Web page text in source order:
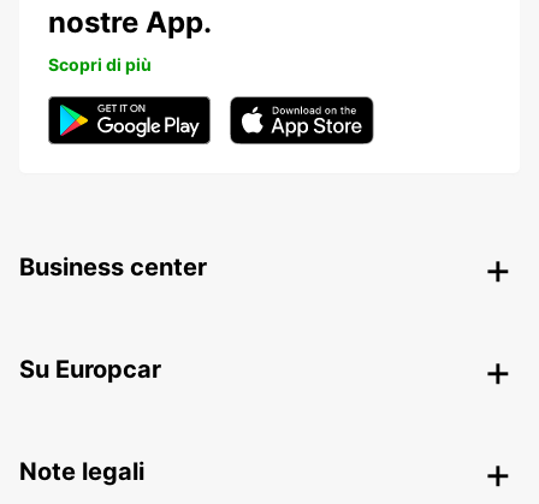
nostre App.
Scopri di più
Business center
Su Europcar
Note legali